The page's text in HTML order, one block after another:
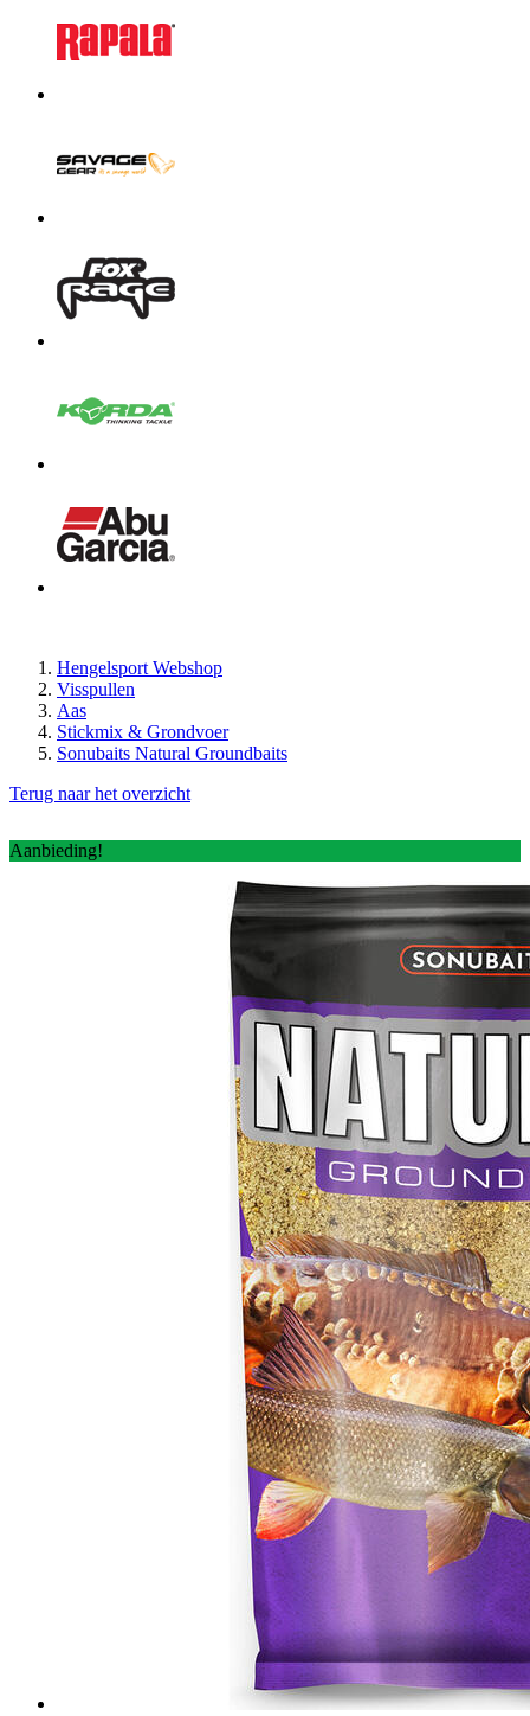
Hengelsport Webshop
Visspullen
Aas
Stickmix & Grondvoer
Sonubaits Natural Groundbaits
Terug naar het overzicht
Aanbieding!